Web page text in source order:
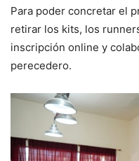
Para poder concretar el
retirar los kits, los
inscripción online y
perecedero.